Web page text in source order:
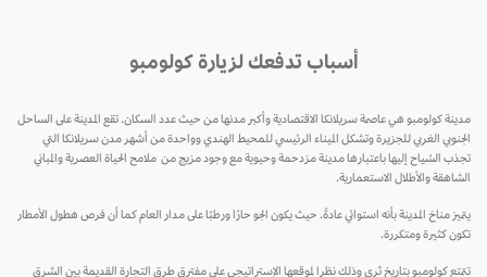
أسباب تدفعك لزيارة كولومبو
مدينة كولومبو هي عاصمة سريلانكا الاقتصادية وأكبر مدنها من حيث عدد السكان. تقع المدينة على الساحل
الجنوبي الغربي للجزيرة وتشكل الميناء الرئيسي للمحيط الهندي وواحدة من أشهر مدن سريلانكا التي
تجذب السُياح إليها باعتبارها مدينة مزدحمة وحيوية مع وجود مزيج من ملامح الحياة العصرية والمباني
الشاهقة والأطلال الاستعمارية.
يتميز مناخ المدينة بأنه استوائي عادةً. حيث يكون الجو حارًا ورطبًا على مدار العام كما أن فرص هطول الأمطار
تكون كثيرة ومتكررة.
تتمتع كولومبو بتاريخ ثري وذلك نظرا لموقعها الإستراتيجي على مفترق طرق التجارة القديمة بين الشرق